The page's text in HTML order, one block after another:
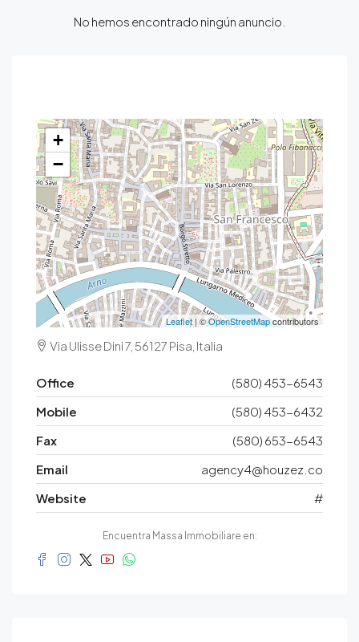
No hemos encontrado ningún anuncio.
+
−
Leaflet| ©OpenStreetMapcontributors
Via Ulisse Dini 7, 56127 Pisa, Italia
Office
(580) 453-6543
Mobile
(580) 453-6432
Fax
(580) 653-6543
Email
agency4@houzez.co
Website
#
Encuentra Massa Immobiliare en: